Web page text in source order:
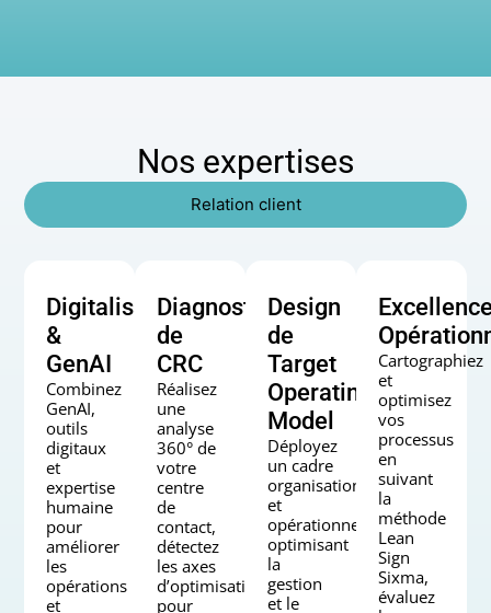
Nos expertises
Relation client
Digitalisation
&
GenAI
Combinez
GenAI,
outils
digitaux
et
expertise
humaine
pour
améliorer
les
opérations
et
Diagnostic
de
CRC
Réalisez
une
analyse
360° de
votre
centre
de
contact,
détectez
les axes
d’optimisation
pour
Design
de
Target
Operating
Model
Déployez
un cadre
organisationnel
et
opérationnel
optimisant
la
gestion
et le
Cartographiez
et
optimisez
vos
processus
en
suivant
la
méthode
Lean
Sign
Sixma,
évaluez